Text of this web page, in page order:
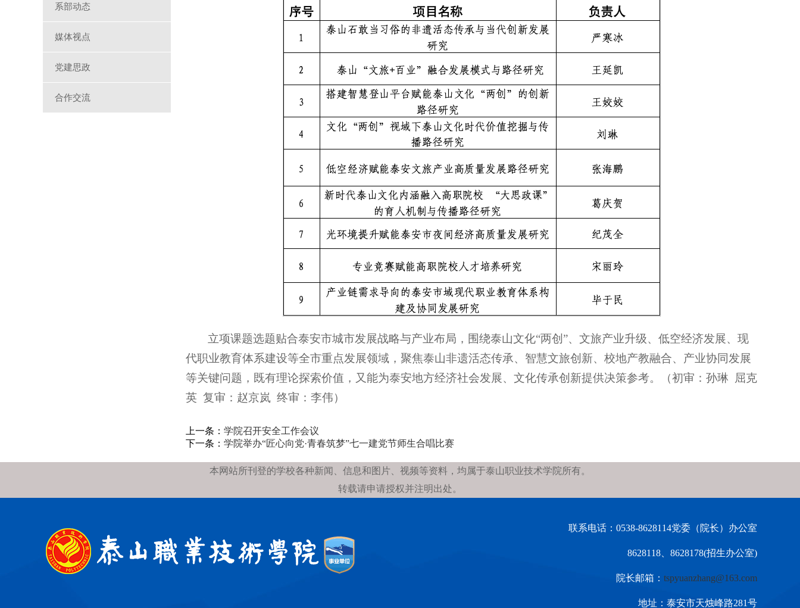
系部动态
媒体视点
党建思政
合作交流
立项课题选题贴合泰安市城市发展战略与产业布局，围绕泰山文化“两创”、文旅产业升级、低空经济发展、现
代职业教育体系建设等全市重点发展领域，聚焦泰山非遗活态传承、智慧文旅创新、校地产教融合、产业协同发展
等关键问题，既有理论探索价值，又能为泰安地方经济社会发展、文化传承创新提供决策参考。（初审：孙琳 屈克
英 复审：赵京岚 终审：李伟）
上一条： 学院召开安全工作会议
下一条： 学院举办“匠心向党·青春筑梦”七一建党节师生合唱比赛
本网站所刊登的学校各种新闻、信息和图片、视频等资料，均属于泰山职业技术学院所有。
转载请申请授权并注明出处。
联系电话：0538-8628114党委（院长）办公室
8628118、8628178(招生办公室)
院长邮箱： tspyuanzhang@163.com
地址：泰安市天烛峰路281号